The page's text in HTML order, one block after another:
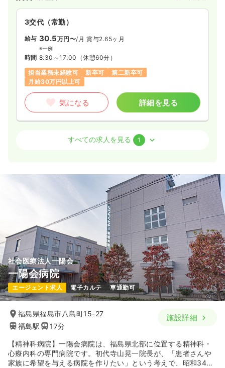
病院として承認され、手術や内視鏡的治療をはじめ、放射線治
療、外来化学療法を含めた集学的治療を行っています。
3交代（常勤）
給与 30.5万円〜/月 賞与2.65ヶ月
※一例
時間 8:30～17:00 （休憩60分）
担当業務未経験可
新卒可
第二新卒可
月給30万円以上可
気になる 詳細を見る
（休憩60分）
第二新卒可 月給29万円以上可
気になる 詳細を見る
すべての求人を見る 1
社会医療法人一陽会
一陽会病院
エージェント求人 電子カルテ 車通勤可
福島県福島市八島町15-27
福島駅
17分
施設詳細
【精神科病院】一陽会病院は、福島県北部に位置する精神科・
心療内科の専門病院です。初代寺山晃一院長が、「患者さんや
家族に希望を与える病院を作りたい」という考えで、昭和34年